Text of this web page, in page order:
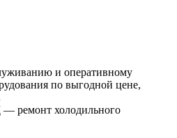
и оперативному
по выгодной цене,
холодильного